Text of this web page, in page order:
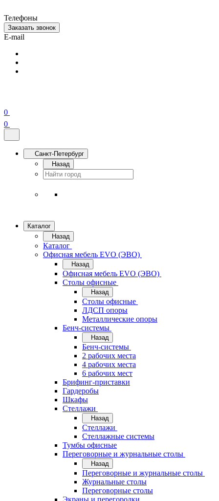
Телефоны
Заказать звонок
E-mail
0
0
Санкт-Петербург
Назад
Каталог
Назад
Каталог
Офисная мебель EVO (ЭВО)
Назад
Офисная мебель EVO (ЭВО)
Cтолы офисные
Назад
Cтолы офисные
ЛДСП опоры
Металлические опоры
Бенч-системы
Назад
Бенч-системы
2 рабочих места
4 рабочих места
6 рабочих мест
Брифинг-приставки
Гардеробы
Шкафы
Стеллажи
Назад
Стеллажи
Стеллажные системы
Тумбы офисные
Переговорные и журнальные столы
Назад
Переговорные и журнальные столы
Журнальные столы
Переговорные столы
Экраны и перегородки